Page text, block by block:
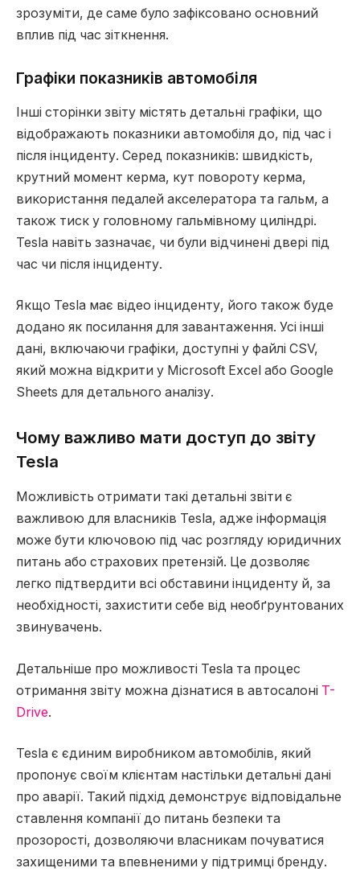
зрозуміти, де саме було зафіксовано основний
вплив під час зіткнення.
Графіки показників автомобіля
Інші сторінки звіту містять детальні графіки, що
відображають показники автомобіля до, під час і
після інциденту. Серед показників: швидкість,
крутний момент керма, кут повороту керма,
використання педалей акселератора та гальм, а
також тиск у головному гальмівному циліндрі.
Tesla навіть зазначає, чи були відчинені двері під
час чи після інциденту.
Якщо Tesla має відео інциденту, його також буде
додано як посилання для завантаження. Усі інші
дані, включаючи графіки, доступні у файлі CSV,
який можна відкрити у Microsoft Excel або Google
Sheets для детального аналізу.
Чому важливо мати доступ до звіту
Tesla
Можливість отримати такі детальні звіти є
важливою для власників Tesla, адже інформація
може бути ключовою під час розгляду юридичних
питань або страхових претензій. Це дозволяє
легко підтвердити всі обставини інциденту й, за
необхідності, захистити себе від необґрунтованих
звинувачень.
Детальніше про можливості Tesla та процес
отримання звіту можна дізнатися в автосалоні T-
Drive.
Tesla є єдиним виробником автомобілів, який
пропонує своїм клієнтам настільки детальні дані
про аварії. Такий підхід демонструє відповідальне
ставлення компанії до питань безпеки та
прозорості, дозволяючи власникам почуватися
захищеними та впевненими у підтримці бренду.